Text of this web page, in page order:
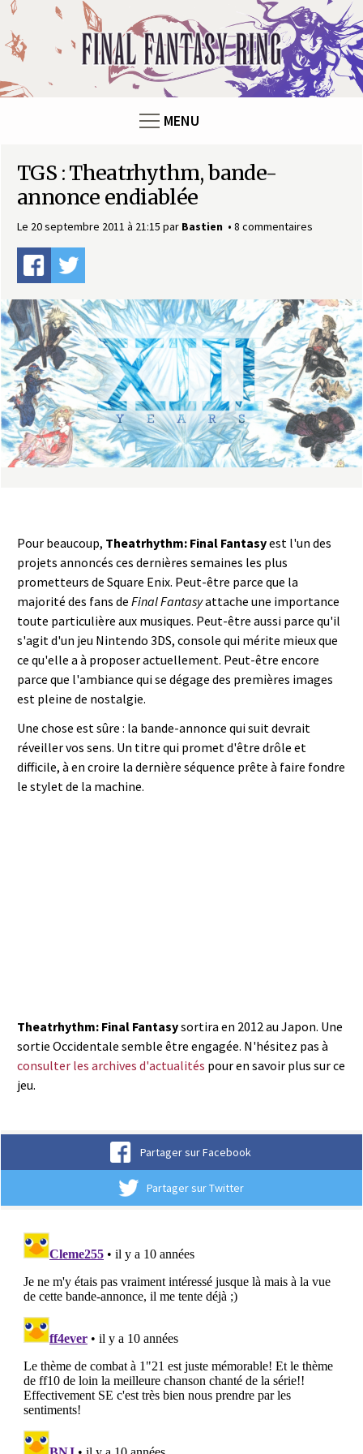
F
n
n
t
a
s
y
MENU
TGS : Theatrhythm, bande-
annonce endiablée
Le 20 septembre 2011 à 21:15 par Bastien 8 commentaires
Pour beaucoup, Theatrhythm: Final Fantasyest l'un des
projets annoncés ces dernières semaines les plus
prometteurs de Square Enix. Peut-être parce que la
majorité des fans de Final Fantasyattache une importance
toute particulière aux musiques. Peut-être aussi parce qu'il
s'agit d'un jeu Nintendo 3DS, console qui mérite mieux que
ce qu'elle a à proposer actuellement. Peut-être encore
parce que l'ambiance qui se dégage des premières images
est pleine de nostalgie.
Une chose est sûre : la bande-annonce qui suit devrait
réveiller vos sens. Un titre qui promet d'être drôle et
difficile, à en croire la dernière séquence prête à faire fondre
le stylet de la machine.
Theatrhythm: Final Fantasysortira en 2012 au Japon. Une
sortie Occidentale semble être engagée. N'hésitez pas à
consulter les archives d'actualités pour en savoir plus sur ce
jeu.
Partager sur Facebook
Partager sur Twitter
Panneau de gestion des cookies